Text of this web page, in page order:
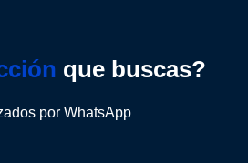
que buscas?
por WhatsApp